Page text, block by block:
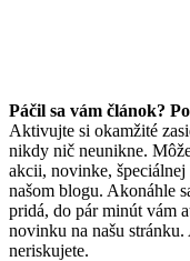
Páčil sa vám článok?
Aktivujte si okamžité
nikdy nič neunikne.
akcii, novinke,
našom blogu. Akonáhle
pridá, do pár minút vám
novinku na našu
neriskujete.